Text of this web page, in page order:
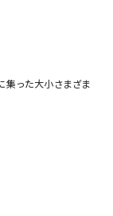
ント集！ (2047)
集った大小さまざま